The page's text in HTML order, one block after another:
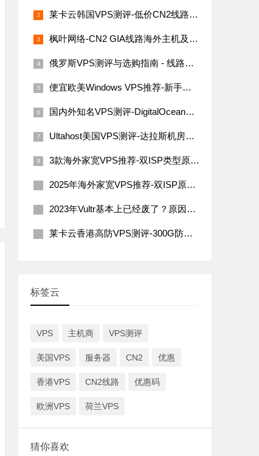
莱卡云韩国VPS测评-低价CN2线路，网络稳定速度快
枫叶网络-CN2 GIA线路海外主机及VPS评测
俄罗斯VPS测评与选购指南 - 线路稳定性与价格解析
便宜欧美Windows VPS推荐-新手必看指南
国内外知名VPS测评-DigitalOcean、Linode、Vultr与搬瓦工
Ultahost美国VPS测评-达拉斯机房网络性能与价格详解
3款海外家宽VPS推荐-双ISP类型原生IP
2025年海外家宽VPS推荐-双ISP原生住宅IP
2023年Vultr基本上已经废了？原因分析及解决办法
莱卡云香港高防VPS测评-300G防御200Mbps带宽
标签云
VPS 主机商 VPS测评
美国VPS 服务器 CN2 优惠
香港VPS CN2线路 优惠码
欧洲VPS 荷兰VPS
猜你喜欢